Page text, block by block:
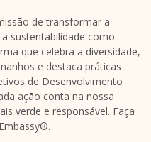
de transformar a
sustentabilidade como
que celebra a diversidade,
e destaca práticas
de Desenvolvimento
ação conta na nossa
verde e responsável. Faça